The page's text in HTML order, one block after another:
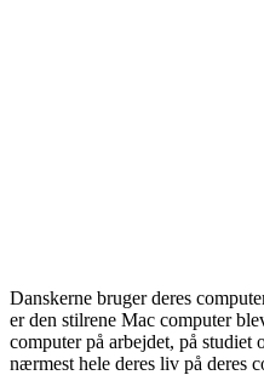
Danskerne bruger deres
er den stilrene Mac computer
computer på arbejdet, på
nærmest hele deres liv på deres